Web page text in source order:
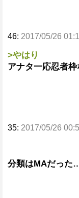
46: 2017/05/26
>やはり
アナタ一応忍者
35: 2017/05/26
分類はMAだった